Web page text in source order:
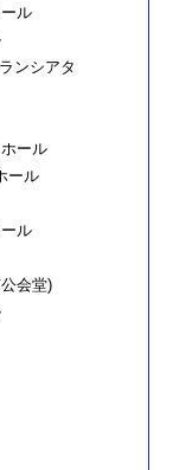
ル
ンシアタ
ール
ール
ル
会堂)